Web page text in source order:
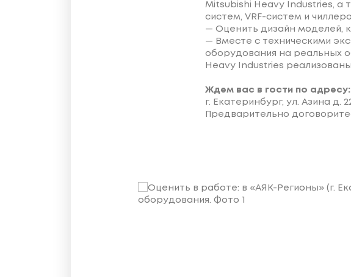
Mitsubishi Heavy Industries, а
систем, VRF-систем и
— Оценить дизайн моделей,
— Вместе с техническими
оборудования на реальных
Heavy Industries
Ждем вас в гости по адресу:
г. Екатеринбург, ул. Азина д.
Предварительно